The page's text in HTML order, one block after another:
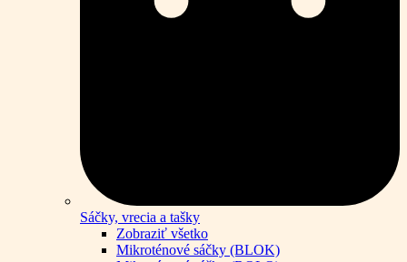
Sáčky, vrecia a tašky
Zobraziť všetko
Mikroténové sáčky (BLOK)